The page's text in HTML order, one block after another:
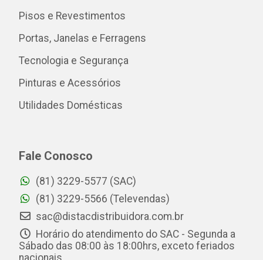
Pisos e Revestimentos
Portas, Janelas e Ferragens
Tecnologia e Segurança
Pinturas e Acessórios
Utilidades Domésticas
Fale Conosco
(81) 3229-5577 (SAC)
(81) 3229-5566 (Televendas)
sac@distacdistribuidora.com.br
Horário do atendimento do SAC - Segunda a
Sábado das 08:00 às 18:00hrs, exceto feriados
nacionais.